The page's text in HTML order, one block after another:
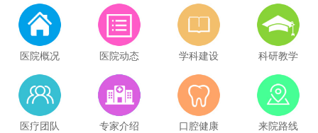
医院概况 医院动态 学科建设 科研教学
医疗团队 专家介绍 口腔健康 来院路线